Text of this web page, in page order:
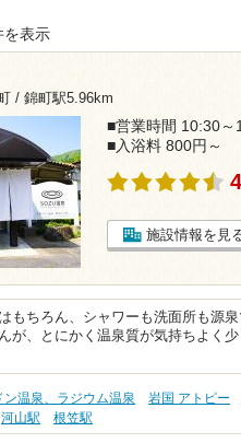
を表示
/ 錦町駅5.96km
■営業時間 10:30～
■入浴料 800円～
施設情報を見
もちろん、シャワーも洗面所も源
が、とにかく温泉質が気持ちよく
ン温泉、ラジウム温泉 岩国 アトピー
河山駅 根笠駅